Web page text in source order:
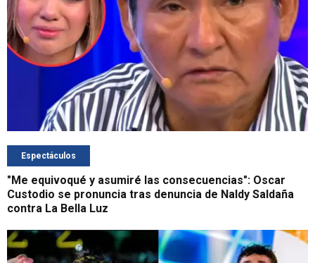
Espectáculos
"Me equivoqué y asumiré las consecuencias": Oscar
Custodio se pronuncia tras denuncia de Naldy Saldaña
contra La Bella Luz